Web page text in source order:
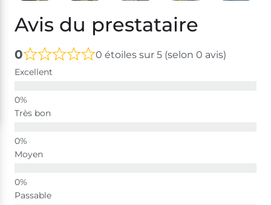
Avis du prestataire
0 0 étoiles sur 5 (selon 0 avis)
Excellent
Très bon
Moyen
Passable